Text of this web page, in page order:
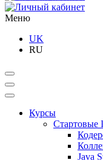
Меню
UK
RU
Курсы
Стартовые
Java